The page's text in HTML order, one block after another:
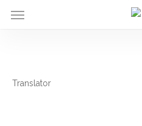
Translator